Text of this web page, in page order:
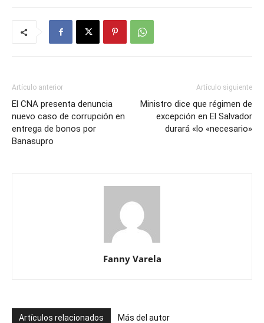
Artículo anterior
El CNA presenta denuncia
nuevo caso de corrupción en
entrega de bonos por
Banasupro
Artículo siguiente
Ministro dice que régimen de
excepción en El Salvador
durará «lo «necesario»
Fanny Varela
Artículos relacionados Más del autor